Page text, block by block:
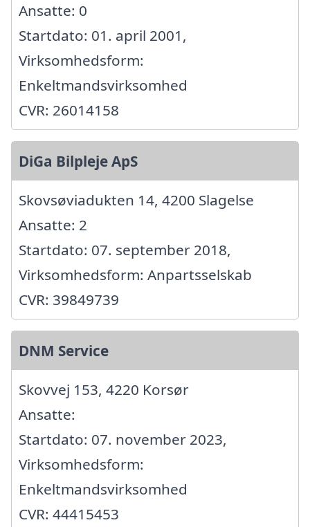
Ansatte: 0
Startdato: 01. april 2001,
Virksomhedsform:
Enkeltmandsvirksomhed
CVR: 26014158
DiGa Bilpleje ApS
Skovsøviadukten 14, 4200 Slagelse
Ansatte: 2
Startdato: 07. september 2018,
Virksomhedsform: Anpartsselskab
CVR: 39849739
DNM Service
Skovvej 153, 4220 Korsør
Ansatte:
Startdato: 07. november 2023,
Virksomhedsform:
Enkeltmandsvirksomhed
CVR: 44415453